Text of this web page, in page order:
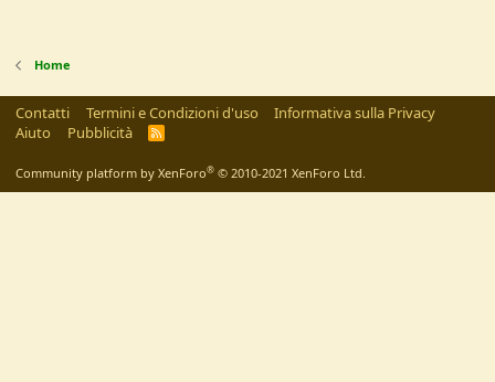
Home
Contatti Termini e Condizioni d'uso
Informativa sulla Privacy
Aiuto
Pubblicità
R
Community platform by XenForo® © 2010-2021 XenForo Ltd.